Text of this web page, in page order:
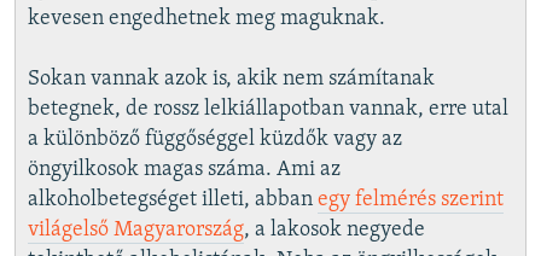
kevesen engedhetnek meg maguknak.
Sokan vannak azok is, akik nem számítanak
betegnek, de rossz lelkiállapotban vannak, erre utal
a különböző függőséggel küzdők vagy az
öngyilkosok magas száma. Ami az
alkoholbetegséget illeti, abban egy felmérés szerint
világelső Magyarország, a lakosok negyede